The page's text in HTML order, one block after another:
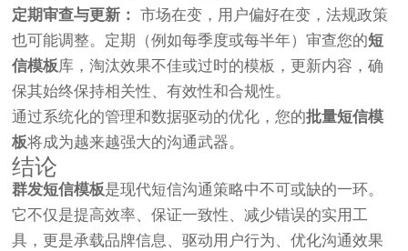
定期审查与更新：
市场在变，用户偏好在变，法规政策
也可能调整。定期（例如每季度或每半年）审查您的短
信模板库，淘汰效果不佳或过时的模板，更新内容，确
保其始终保持相关性、有效性和合规性。
通过系统化的管理和数据驱动的优化，您的批量短信模
板将成为越来越强大的沟通武器。
结论
群发短信模板是现代短信沟通策略中不可或缺的一环。
它不仅是提高效率、保证一致性、减少错误的实用工
具，更是承载品牌信息、驱动用户行为、优化沟通效果